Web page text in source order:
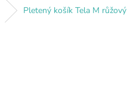
Pletený košík Tela M růžový